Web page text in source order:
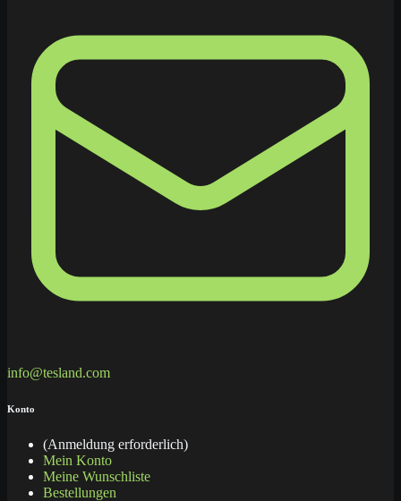
info@tesland.com
Konto
(Anmeldung erforderlich)
Mein Konto
Meine Wunschliste
Bestellungen